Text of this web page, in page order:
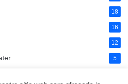
18
16
12
5